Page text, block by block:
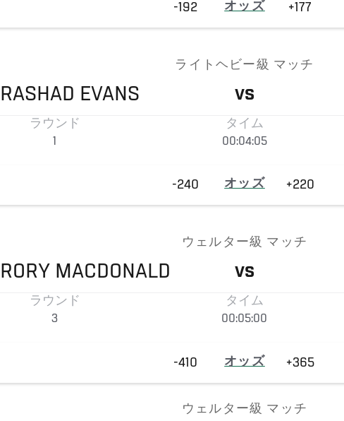
-192 オッズ +177
ライトヘビー級 マッチ
RASHAD EVANS VS
ラウンド
1
タイム
00:04:05
-240 オッズ +220
ウェルター級 マッチ
RORY MACDONALD VS
ラウンド
3
タイム
00:05:00
-410 オッズ +365
ウェルター級 マッチ